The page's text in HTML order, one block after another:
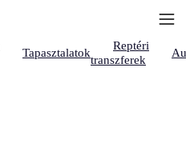
Tapasztalatok
Reptéri
transzferek